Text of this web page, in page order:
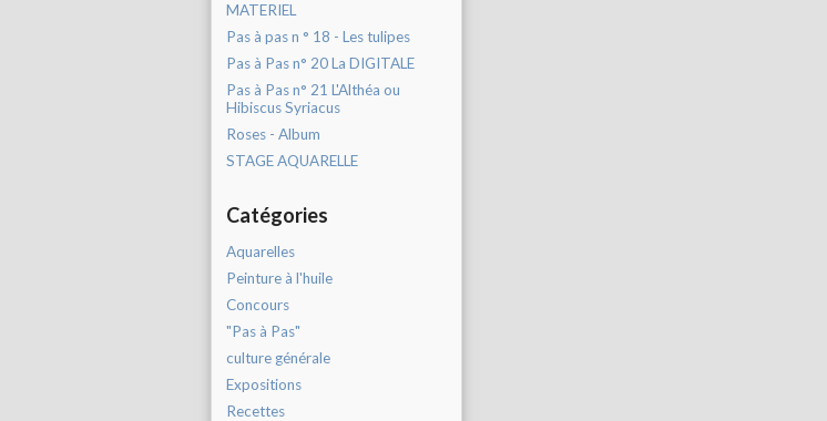
MATERIEL
Pas à pas n ° 18 - Les tulipes
Pas à Pas n° 20 La DIGITALE
Pas à Pas n° 21 L'Althéa ou
Hibiscus Syriacus
Roses - Album
STAGE AQUARELLE
Catégories
Aquarelles
Peinture à l'huile
Concours
"Pas à Pas"
culture générale
Expositions
Recettes